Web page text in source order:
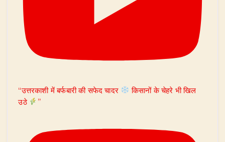
“उत्तरकाशी में बर्फबारी की सफेद चादर
किसानों के चेहरे भी खिल
उठे
”